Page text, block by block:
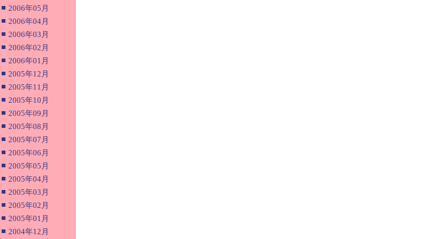
■ 2006年05月
■ 2006年04月
■ 2006年03月
■ 2006年02月
■ 2006年01月
■ 2005年12月
■ 2005年11月
■ 2005年10月
■ 2005年09月
■ 2005年08月
■ 2005年07月
■ 2005年06月
■ 2005年05月
■ 2005年04月
■ 2005年03月
■ 2005年02月
■ 2005年01月
■ 2004年12月